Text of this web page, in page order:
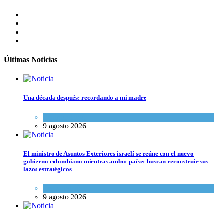
Últimas Noticias
Una década después: recordando a mi madre
9 agosto 2026
El ministro de Asuntos Exteriores israelí se reúne con el nuevo
gobierno colombiano mientras ambos países buscan reconstruir sus
lazos estratégicos
9 agosto 2026